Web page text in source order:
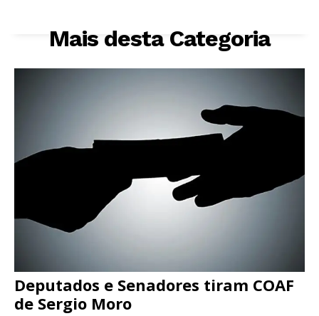
Mais desta Categoria
Deputados e Senadores tiram COAF
de Sergio Moro